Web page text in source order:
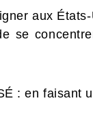
aux
se
: en